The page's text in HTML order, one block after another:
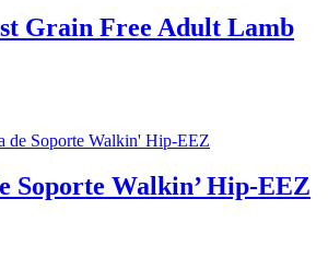
Grain Free Adult Lamb
Soporte Walkin’ Hip-EEZ